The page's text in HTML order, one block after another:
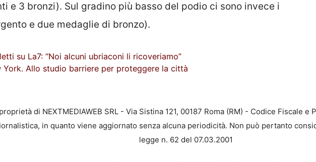
e 3 bronzi). Sul gradino più basso del podio ci sono invece i
e due medaglie di bronzo).
su La7: “Noi alcuni ubriaconi li ricoveriamo”
York. Allo studio barriere per proteggere la città
di NEXTMEDIAWEB SRL - Via Sistina 121, 00187 Roma (RM) - Codice Fiscale e
in quanto viene aggiornato senza alcuna periodicità. Non può pertanto
legge n. 62 del 07.03.2001